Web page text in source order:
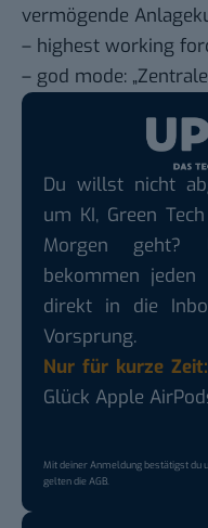
vermögende
– highest working
– god mode:
Du willst nicht
um KI, Green
Morgen geht?
bekommen
direkt in die
Vorsprung.
Nur für kurze Zeit:
Glück Apple
Mit deiner Anmeldung bestätigst du
gelten dieAGB.